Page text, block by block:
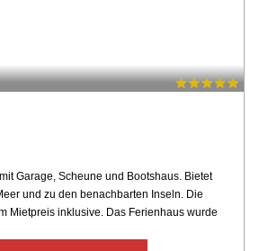
Garage, Scheune und Bootshaus. Bietet
und zu den benachbarten Inseln. Die
Mietpreis inklusive. Das Ferienhaus wurde